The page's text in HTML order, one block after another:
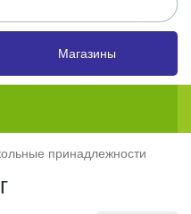
Магазины
принадлежности